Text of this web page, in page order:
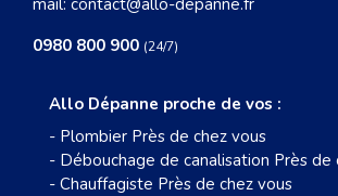
mail: contact@allo-depanne.fr
0980 800 900 (24/7)
Allo Dépanne proche de vos :
- Plombier Près de chez vous
- Débouchage de canalisation Près de
- Chauffagiste Près de chez vous